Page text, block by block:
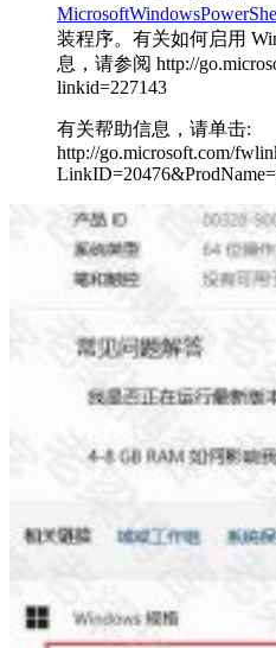
装程序。有关如何启用
息，请参阅 http://
linkid=227143
有关帮助信息，请单击:
http://go.microsoft.com/